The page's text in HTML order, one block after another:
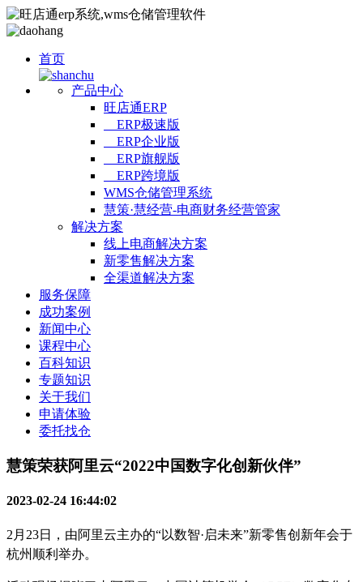
首页
产品中心
旺店通ERP
ERP极速版
ERP企业版
ERP旗舰版
ERP跨境版
WMS仓储管理系统
慧策·慧经营-电商财务经营管家
解决方案
线上电商解决方案
新零售解决方案
全渠道解决方案
服务保障
成功案例
新闻中心
课程中心
百科知识
专题知识
关于我们
申请体验
委托找仓
慧策荣获阿里云“2022中国数字化创新伙伴”
2023-02-24 16:44:02
2月23日，由阿里云主办的“以数智·启未来”新零售创新年会于
杭州顺利举办。